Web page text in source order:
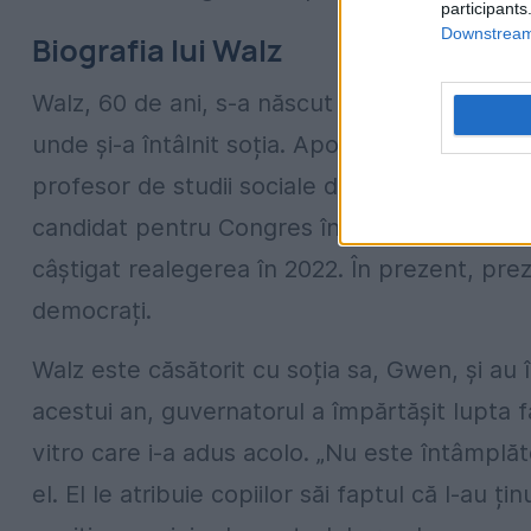
Biografia lui Walz
Walz, 60 de ani, s-a născut și a crescut în
unde și-a întâlnit soția. Apoi, s-au mutat în
profesor de studii sociale de liceu și
candidat pentru Congres în 2006. A
câștigat realegerea în 2022. În prezent,
democrați.
Walz este căsătorit cu soția sa, Gwen, și
acestui an, guvernatorul a împărtășit lupta
vitro care i-a adus acolo. „Nu este
el. El le atribuie copiilor săi faptul că l-au